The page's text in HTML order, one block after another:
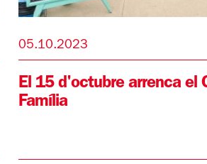
05.10.2023
El 15 d'octubre arrenca el
Família